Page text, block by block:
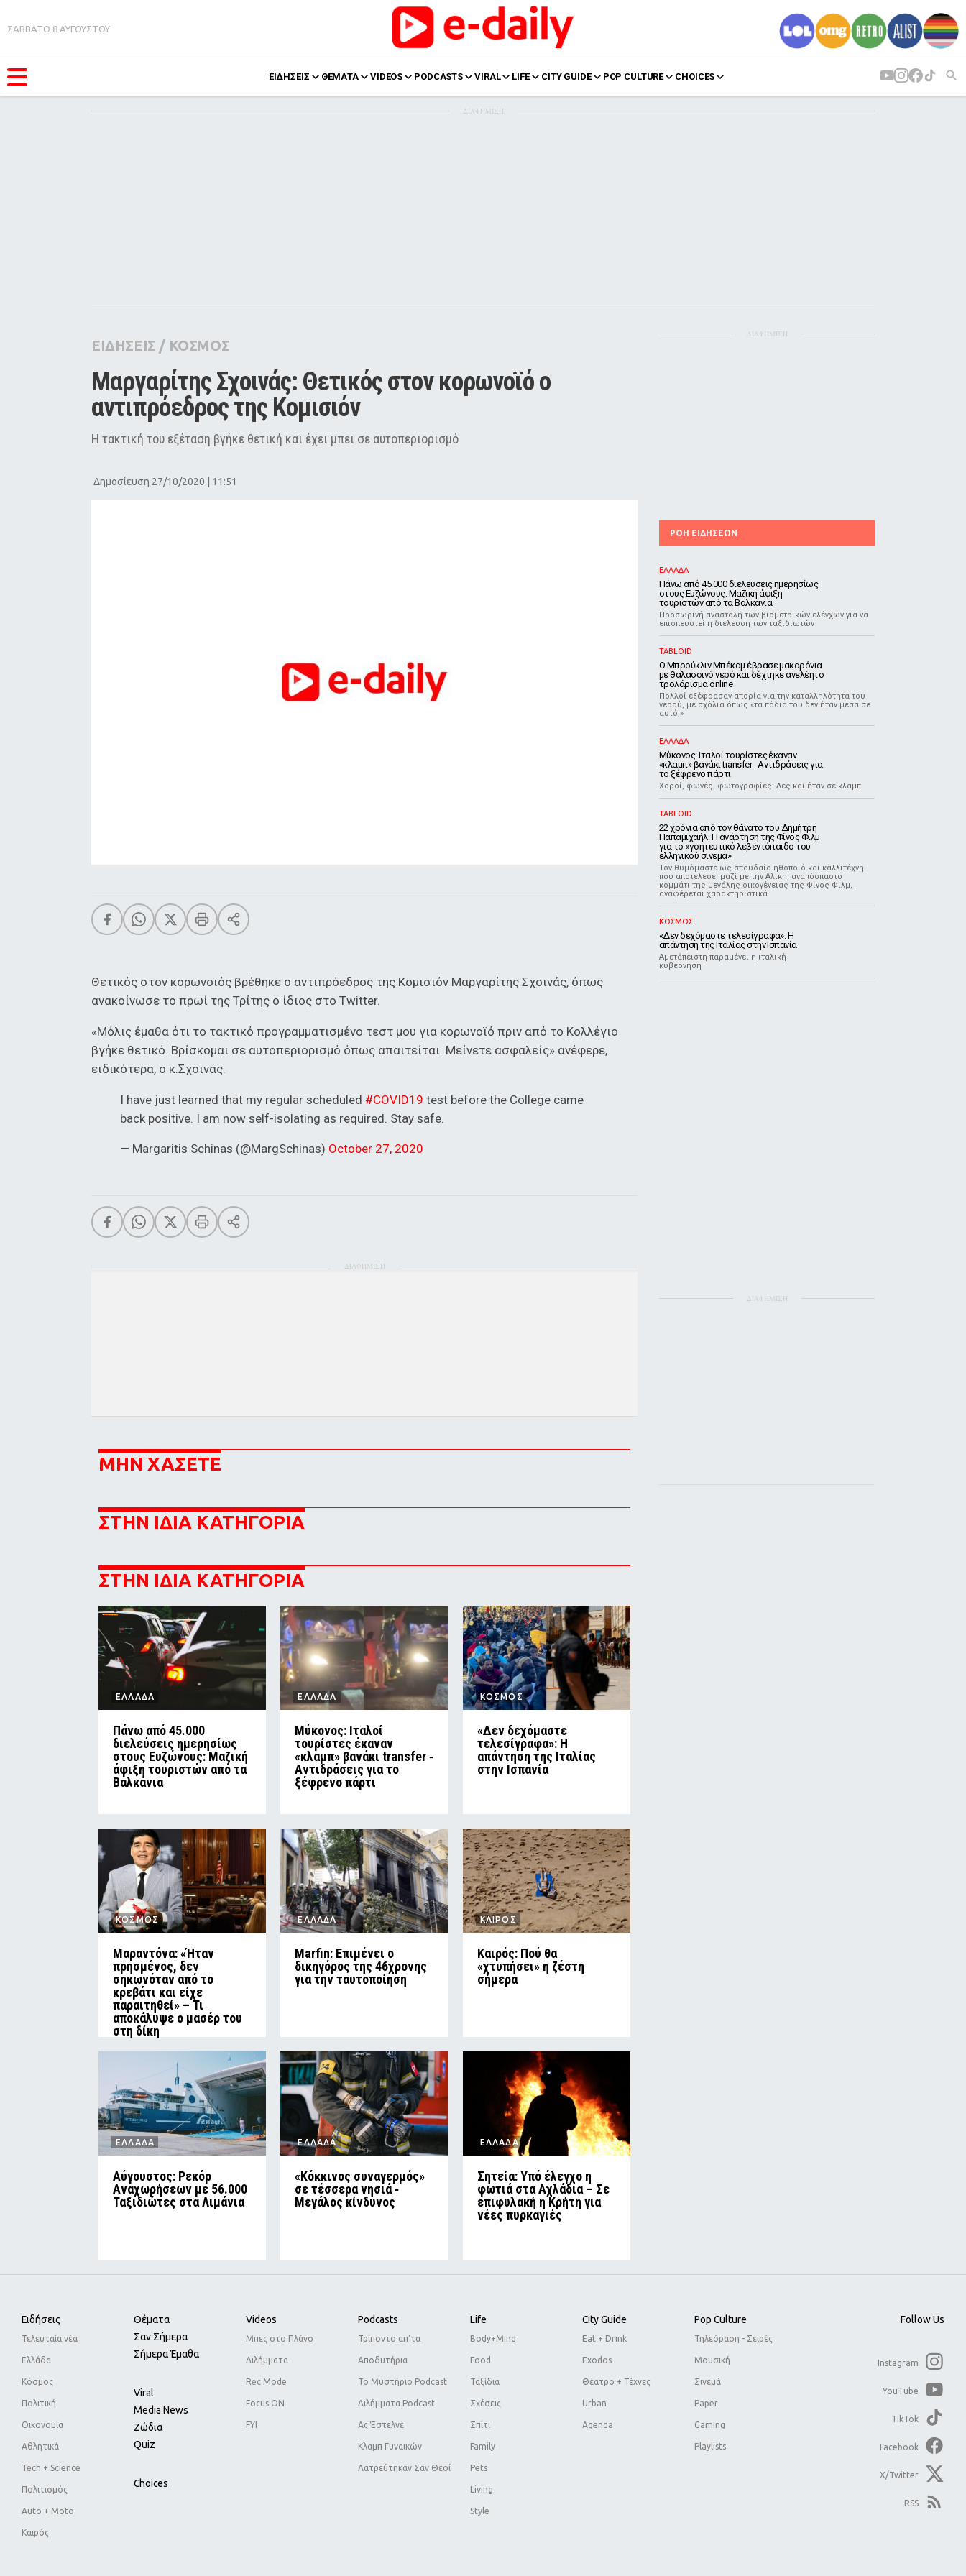
ΣΑΒΒΑΤΟ 8 ΑΥΓΟΥΣΤΟΥ
ΕΙΔΗΣΕΙΣ ΘΕΜΑΤΑ VIDEOS PODCASTS VIRAL LIFE CITY GUIDE POP CULTURE CHOICES
Pop Culture
Agenda
ΔΙΑΦΗΜΙΣΗ
ΕΙΔΗΣΕΙΣ / ΚΟΣΜΟΣ
Μαργαρίτης Σχοινάς: Θετικός στον κορωνοϊό ο
αντιπρόεδρος της Κομισιόν
Η τακτική του εξέταση βγήκε θετική και έχει μπει σε αυτοπεριορισμό
Δημοσίευση 27/10/2020 | 11:51
Θετικός στον κορωνοϊός βρέθηκε ο αντιπρόεδρος της Κομισιόν Μαργαρίτης Σχοινάς, όπως
ανακοίνωσε το πρωί της Τρίτης ο ίδιος στο Twitter.
«Μόλις έμαθα ότι το τακτικό προγραμματισμένο τεστ μου για κορωνοϊό πριν από το Κολλέγιο
βγήκε θετικό. Βρίσκομαι σε αυτοπεριορισμό όπως απαιτείται. Μείνετε ασφαλείς» ανέφερε,
ειδικότερα, ο κ.Σχοινάς.
I have just learned that my regular scheduled #COVID19 test before the College came
back positive. I am now self-isolating as required. Stay safe.
— Margaritis Schinas (@MargSchinas) October 27, 2020
ΔΙΑΦΗΜΙΣΗ
ΜΗΝ ΧΑΣΕΤΕ
ΣΤΗΝ ΙΔΙΑ ΚΑΤΗΓΟΡΙΑ
ΣΤΗΝ ΙΔΙΑ ΚΑΤΗΓΟΡΙΑ
ΕΛΛΑΔΑ
Πάνω από 45.000
διελεύσεις ημερησίως
στους Ευζώνους: Μαζική
άφιξη τουριστών από τα
Βαλκάνια
ΕΛΛΑΔΑ
Μύκονος: Ιταλοί
τουρίστες έκαναν
«κλαμπ» βανάκι transfer ‑
Αντιδράσεις για το
ξέφρενο πάρτι
ΚΟΣΜΟΣ
«Δεν δεχόμαστε
τελεσίγραφα»: Η
απάντηση της Ιταλίας
στην Ισπανία
ΚΟΣΜΟΣ
Μαραντόνα: «Ήταν
πρησμένος, δεν
σηκωνόταν από το
κρεβάτι και είχε
παραιτηθεί» – Τι
αποκάλυψε ο μασέρ του
στη δίκη
ΕΛΛΑΔΑ
Marfin: Επιμένει ο
δικηγόρος της 46χρονης
για την ταυτοποίηση
ΚΑΙΡΟΣ
Καιρός: Πού θα
«χτυπήσει» η ζέστη
σήμερα
ΕΛΛΑΔΑ
Αύγουστος: Ρεκόρ
Αναχωρήσεων με 56.000
Ταξιδιώτες στα Λιμάνια
ΕΛΛΑΔΑ
«Κόκκινος συναγερμός»
σε τέσσερα νησιά ‑
Μεγάλος κίνδυνος
ΕΛΛΑΔΑ
Σητεία: Υπό έλεγχο η
φωτιά στα Αχλάδια – Σε
επιφυλακή η Κρήτη για
νέες πυρκαγιές
ΔΙΑΦΗΜΙΣΗ
ΡΟΗ ΕΙΔΗΣΕΩΝ
ΕΛΛΑΔΑ
Πάνω από 45.000 διελεύσεις ημερησίως
στους Ευζώνους: Μαζική άφιξη
τουριστών από τα Βαλκάνια
Προσωρινή αναστολή των βιομετρικών ελέγχων για να
επισπευστεί η διέλευση των ταξιδιωτών
TABLOID
Ο Μπρούκλιν Μπέκαμ έβρασε μακαρόνια
με θαλασσινό νερό και δέχτηκε ανελέητο
τρολάρισμα online
Πολλοί εξέφρασαν απορία για την καταλληλότητα του
νερού, με σχόλια όπως «τα πόδια του δεν ήταν μέσα σε
αυτό;»
ΕΛΛΑΔΑ
Μύκονος: Ιταλοί τουρίστες έκαναν
«κλαμπ» βανάκι transfer - Αντιδράσεις για
το ξέφρενο πάρτι
Χοροί, φωνές, φωτογραφίες: Λες και ήταν σε κλαμπ
TABLOID
22 χρόνια από τον θάνατο του Δημήτρη
Παπαμιχαήλ: Η ανάρτηση της Φίνος Φιλμ
για το «γοητευτικό λεβεντόπαιδο του
ελληνικού σινεμά»
Τον θυμόμαστε ως σπουδαίο ηθοποιό και καλλιτέχνη
που αποτέλεσε, μαζί με την Αλίκη, αναπόσπαστο
κομμάτι της μεγάλης οικογένειας της Φίνος Φιλμ,
αναφέρεται χαρακτηριστικά
ΚΟΣΜΟΣ
«Δεν δεχόμαστε τελεσίγραφα»: Η
απάντηση της Ιταλίας στην Ισπανία
Αμετάπειστη παραμένει η ιταλική
κυβέρνηση
ΔΙΑΦΗΜΙΣΗ
Ειδήσεις
Τελευταία νέα
Ελλάδα
Κόσμος
Πολιτική
Οικονομία
Αθλητικά
Tech + Science
Πολιτισμός
Auto + Moto
Καιρός
Θέματα
Σαν Σήμερα
Σήμερα Έμαθα
Viral
Media News
Ζώδια
Quiz
Choices
Videos
Μπες στο Πλάνο
Διλήμματα
Rec Mode
Focus ON
FYI
Podcasts
Τρίποντο απ'τα
Αποδυτήρια
Το Μυστήριο Podcast
Διλήμματα Podcast
Ας Έστελνε
Κλαμπ Γυναικών
Λατρεύτηκαν Σαν Θεοί
Life
Body+Mind
Food
Ταξίδια
Σχέσεις
Σπίτι
Family
Pets
Living
Style
City Guide
Eat + Drink
Exodos
Θέατρο + Τέχνες
Urban
Agenda
Pop Culture
Τηλεόραση - Σειρές
Μουσική
Σινεμά
Paper
Gaming
Playlists
Follow Us
Instagram
YouTube
TikTok
Facebook
X/Twitter
RSS